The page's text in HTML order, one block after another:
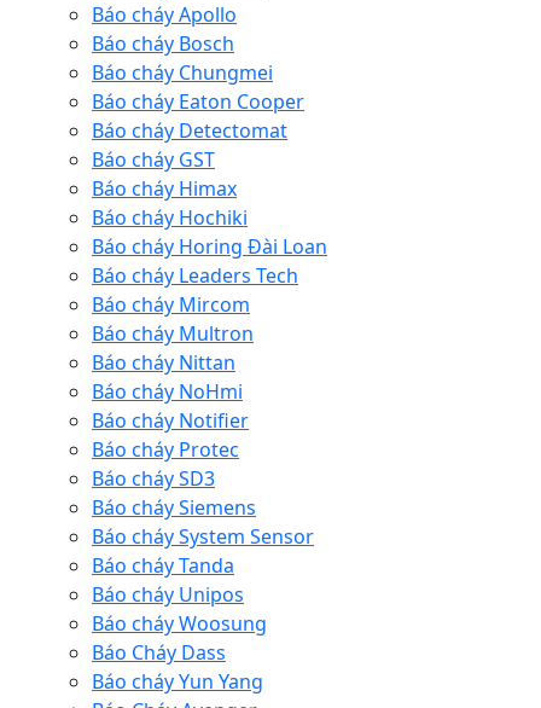
Báo cháy Apollo
Báo cháy Bosch
Báo cháy Chungmei
Báo cháy Eaton Cooper
Báo cháy Detectomat
Báo cháy GST
Báo cháy Himax
Báo cháy Hochiki
Báo cháy Horing Đài Loan
Báo cháy Leaders Tech
Báo cháy Mircom
Báo cháy Multron
Báo cháy Nittan
Báo cháy NoHmi
Báo cháy Notifier
Báo cháy Protec
Báo cháy SD3
Báo cháy Siemens
Báo cháy System Sensor
Báo cháy Tanda
Báo cháy Unipos
Báo cháy Woosung
Báo Cháy Dass
Báo cháy Yun Yang